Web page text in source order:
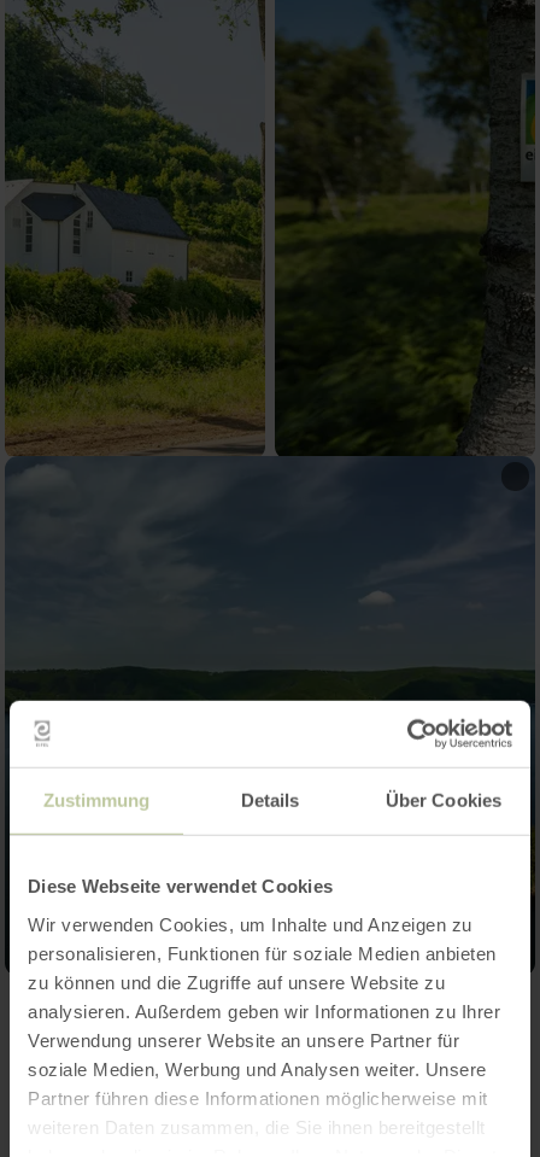
Zustimmung Details Über Cookies
Diese Webseite verwendet Cookies
Wir verwenden Cookies, um Inhalte und Anzeigen zu
personalisieren, Funktionen für soziale Medien anbieten
zu können und die Zugriffe auf unsere Website zu
analysieren. Außerdem geben wir Informationen zu Ihrer
Verwendung unserer Website an unsere Partner für
soziale Medien, Werbung und Analysen weiter. Unsere
Partner führen diese Informationen möglicherweise mit
weiteren Daten zusammen, die Sie ihnen bereitgestellt
Contact